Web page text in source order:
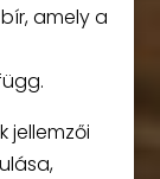
amely a
jellemzői